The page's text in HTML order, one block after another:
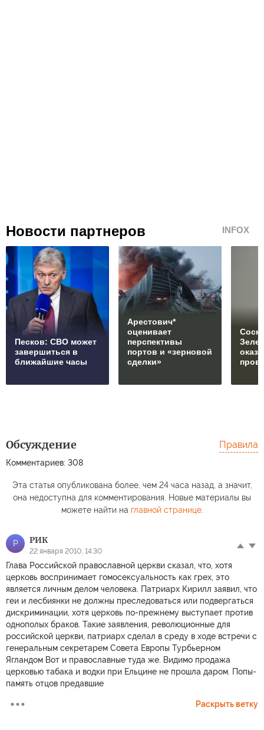
Новости партнеров INFOX
Песков: СВО может
завершиться в
ближайшие часы
Арестович*
оценивает
перспективы
портов и «зерновой
сделки»
Обсуждение
Комментариев: 308
Правила
Эта статья опубликована более, чем 24 часа назад, а значит,
она недоступна для комментирования. Новые материалы вы
можете найти на главной странице.
Р РИК
22 января 2010, 14:30
Глава Российской православной церкви сказал, что, хотя
церковь воспринимает гомосексуальность как грех, это
является личным делом человека. Патриарх Кирилл заявил, что
геи и лесбиянки не должны преследоваться или подвергаться
дискриминации, хотя церковь по-прежнему выступает против
однополых браков. Такие заявления, революционные для
российской церкви, патриарх сделал в среду в ходе встречи с
генеральным секретарем Совета Европы Турбьерном
Ягландом Вот и православные туда же. Видимо продажа
церковью табака и водки при Ельцине не прошла даром. Попы-
память отцов предавшие
Раскрыть ветку